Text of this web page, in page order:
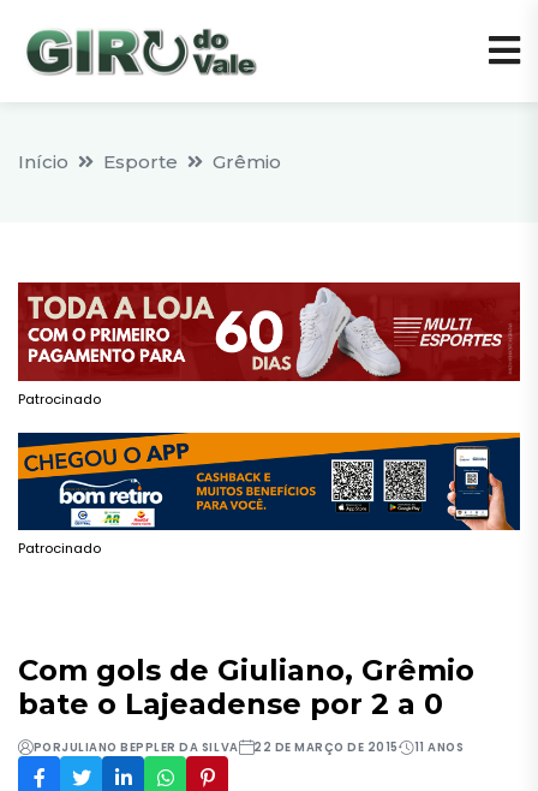
Início Esporte Grêmio
Patrocinado
Patrocinado
Com gols de Giuliano, Grêmio
bate o Lajeadense por 2 a 0
PORJULIANO BEPPLER DA SILVA 22 DE MARÇO DE 2015 11 ANOS